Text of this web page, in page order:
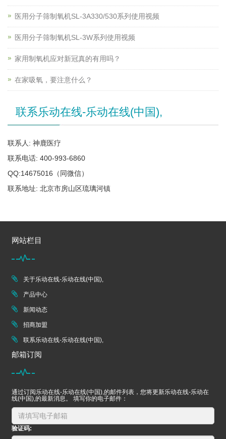
医用分子筛制氧机SL-3A330/530系列使用视频
医用分子筛制氧机SL-3W系列使用视频
家用制氧机应对新冠真的有用吗？
在家吸氧，要注意什么？
联系乐动在线-乐动在线(中国),
联系人: 神鹿医疗
联系电话: 400-993-6860
QQ:14675016（同微信）
联系地址: 北京市房山区琉璃河镇
网站栏目
关于乐动在线-乐动在线(中国),
产品中心
新闻动态
招商加盟
联系乐动在线-乐动在线(中国),
邮箱订阅
通过订阅乐动在线-乐动在线(中国),的邮件列表，您将更新乐动在线-乐动在
线(中国),的最新消息。 填写你的电子邮件：
验证码: